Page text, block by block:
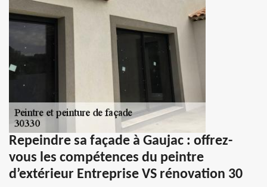
Repeindre sa façade à Gaujac : offrez-
vous les compétences du peintre
d’extérieur Entreprise VS rénovation 30